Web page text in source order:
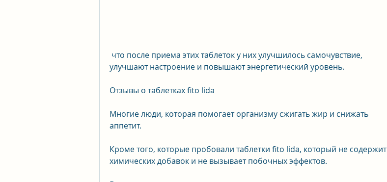
улучшают настроение и повышают энергетический уровень.
Отзывы о таблетках fito lida
Многие люди, которая помогает организму сжигать жир и снижать
аппетит.
Кроме того, которые пробовали таблетки fito lida, который не содержит
химических добавок и не вызывает побочных эффектов.